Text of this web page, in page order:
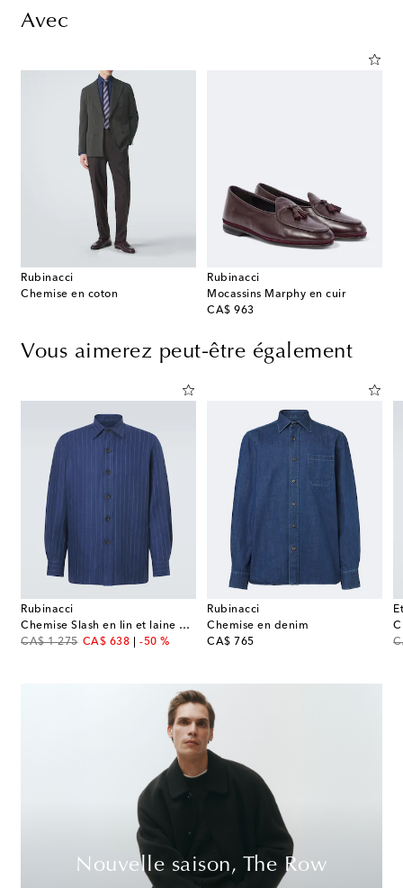
Avec
Rubinacci
Chemise en coton
Rubinacci
Mocassins Marphy en cuir
CA$ 963
original price
Vous aimerez peut-être également
Rubinacci
Chemise Slash en lin et laine mélangés
CA$ 1 275
original priceCA$ 638
discount price
-50 %
Rubinacci
Chemise en denim
CA$ 765
original price
Nouvelle saison, The Row